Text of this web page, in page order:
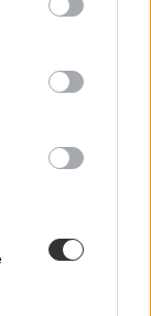
is, és nem fogsz